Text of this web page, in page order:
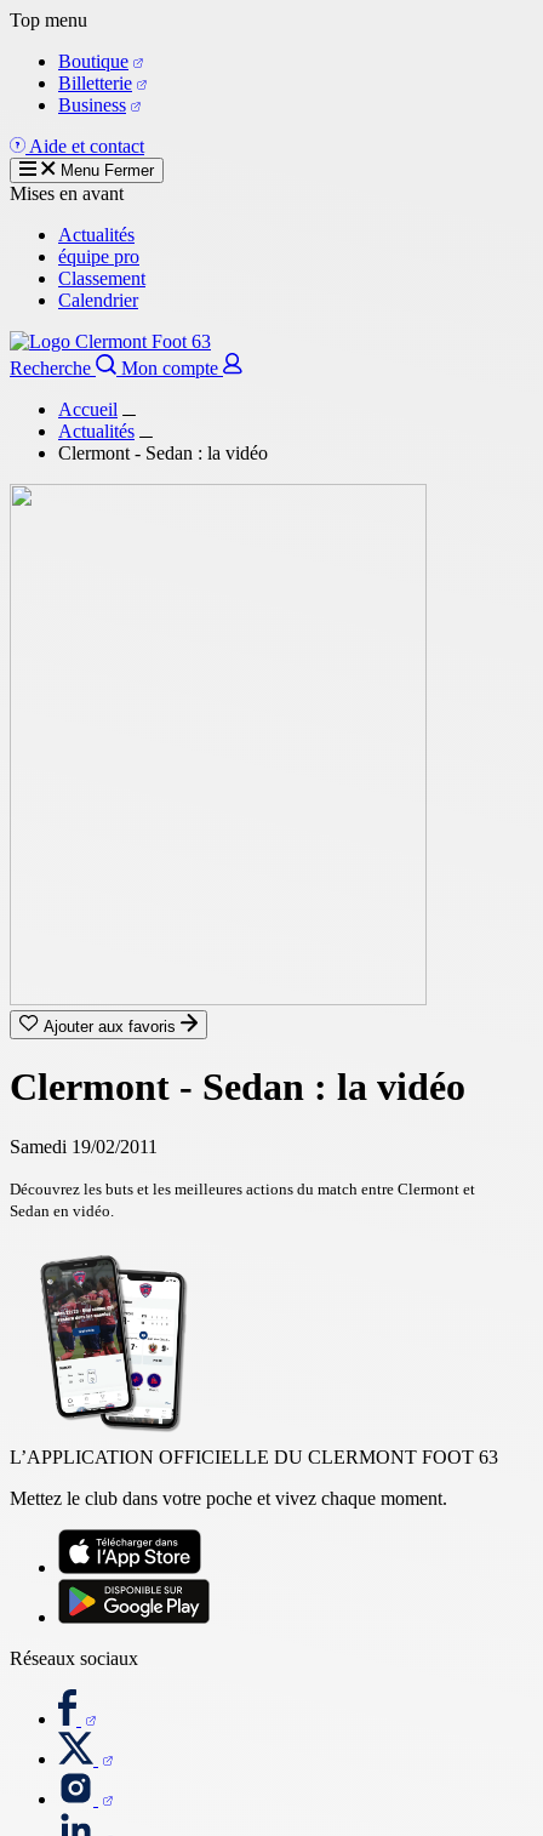
Aller
contenu
principal
Top menu
Boutique
Billetterie
Business
Aide et contact
Menu Fermer
Mises en avant
Actualités
équipe pro
Classement
Calendrier
Recherche
Mon compte
Accueil
Actualités
Clermont - Sedan : la vidéo
Ajouter aux favoris
Clermont - Sedan : la vidéo
Samedi 19/02/2011
Découvrez les buts et les meilleures actions du match entre Clermont et
Sedan en vidéo.
L’APPLICATION OFFICIELLE DU CLERMONT FOOT 63
Mettez le club dans votre poche et vivez chaque moment.
Réseaux sociaux